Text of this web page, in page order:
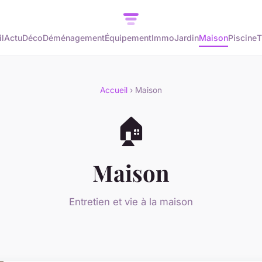
ActuDécoDéménagementÉquipementImmoJardinMaisonPiscine
Accueil › Maison
🏠
Maison
Entretien et vie à la maison